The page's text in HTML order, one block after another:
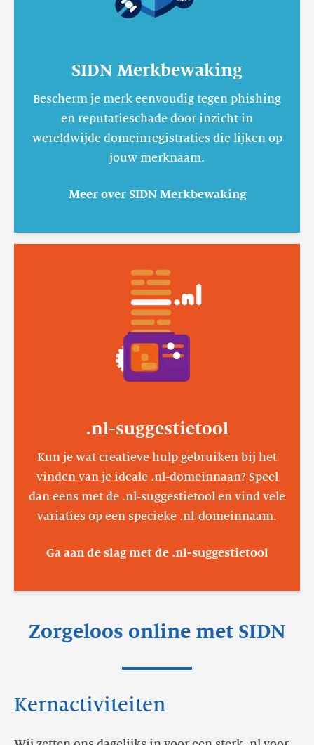
SIDN Merkbewaking
Bescherm je merk eenvoudig tegen phishing
en reputatieschade door inzicht in
wereldwijde domeinregistraties die lijken op
jouw merknaam.
Meer over SIDN Merkbewaking
.nl-suggestietool
Kun je wat creatieve hulp gebruiken bij het
vinden van je ideale .nl-domeinnaan? Speel
dan eens met de .nl-suggestietool en vind vele
variaties op een specieke .nl-domeinnaam.
Ga aan de slag met de .nl-suggestietool
meer
.nl-
suggestietool
Zorgeloos online met SIDN
Kernactiviteiten